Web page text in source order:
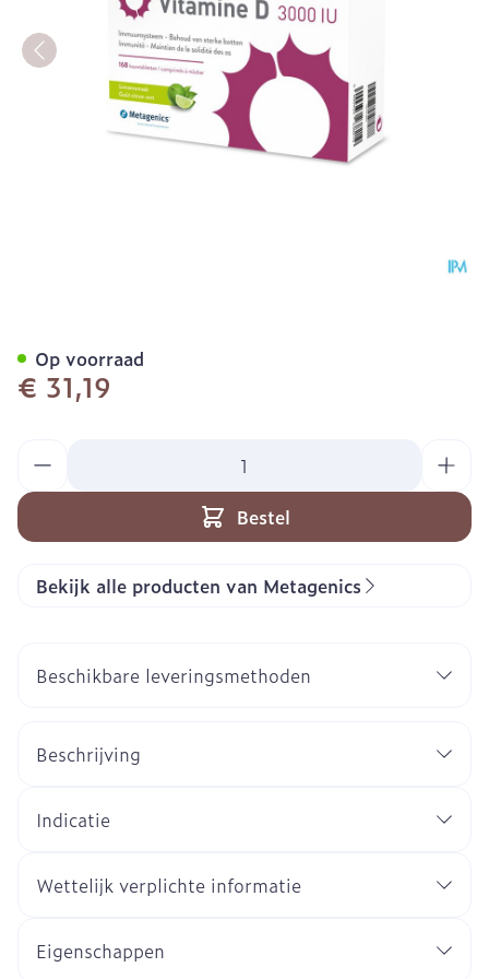
€ 31,19
Bestel
Op voorraad
Bekijk alle producten van Metagenics
Beschikbare leveringsmethoden
Beschrijving
Indicatie
Wettelijk verplichte informatie
Eigenschappen